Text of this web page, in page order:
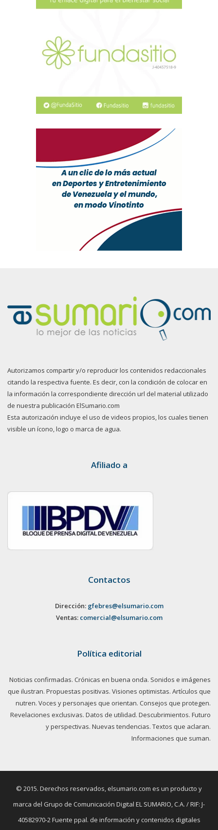
Autorizamos compartir y/o reproducir los contenidos redaccionales
citando la respectiva fuente. Es decir, con la condición de colocar en
la información la correspondiente dirección url del material utilizado
de nuestra publicación ElSumario.com
Esta autorización incluye el uso de videos propios, los cuales tienen
visible un ícono, logo o marca de agua.
Afiliado a
Contactos
Dirección: gfebres@elsumario.com
Ventas: comercial@elsumario.com
Política editorial
Noticias confirmadas. Crónicas en buena onda. Sonidos e imágenes
que ilustran. Propuestas positivas. Visiones optimistas. Artículos que
nutren. Voces y personajes que orientan. Consejos que protegen.
Revelaciones exclusivas. Datos de utilidad. Descubrimientos. Futuro
y perspectivas. Nuevas tendencias. Textos que aclaran.
Informaciones que suman.
© 2015. Derechos reservados, elsumario.com es un producto y
marca del Grupo de Comunicación Digital EL SUMARIO, C.A. / RIF: J-
40582970-2 Fuente ppal. de información y contenidos digitales